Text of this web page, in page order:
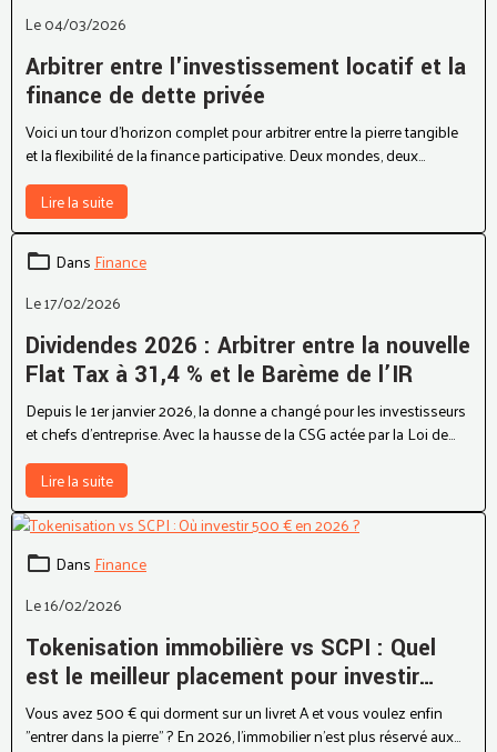
Le 04/03/2026
Arbitrer entre l'investissement locatif et la
finance de dette privée
Voici un tour d’horizon complet pour arbitrer entre la pierre tangible
et la flexibilité de la finance participative. Deux mondes, deux
stratégies, mais un seul objectif : faire travailler votre capital.
Lire la suite
DansFinance
Le 17/02/2026
Dividendes 2026 : Arbitrer entre la nouvelle
Flat Tax à 31,4 % et le Barème de l’IR
Depuis le 1er janvier 2026, la donne a changé pour les investisseurs
et chefs d'entreprise. Avec la hausse de la CSG actée par la Loi de
Financement de la Sécurité Sociale, le Prélèvement Forfaitaire Unique
(PFU), ou « Flat Tax », a grimpé de 30 % à 31,4 %.
Lire la suite
DansFinance
Le 16/02/2026
Tokenisation immobilière vs SCPI : Quel
est le meilleur placement pour investir
avec moins de 500 € en 2026 ?
Vous avez 500 € qui dorment sur un livret A et vous voulez enfin
"entrer dans la pierre" ? En 2026, l'immobilier n'est plus réservé aux